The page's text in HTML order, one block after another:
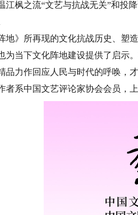
江枫之流“文艺与抗战无关”和投
》所再现的文化抗战历史、塑造
为当下文化阵地建设提供了启示
品力作回应人民与时代的呼唤，
系中国文艺评论家协会会员，上